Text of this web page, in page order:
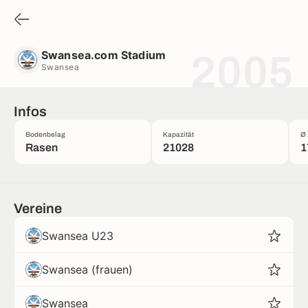
Swansea.com Stadium
Swansea
Infos
Bodenbelag
Rasen
Kapazität
21028
Ø
Vereine
Swansea U23
Swansea (frauen)
Swansea